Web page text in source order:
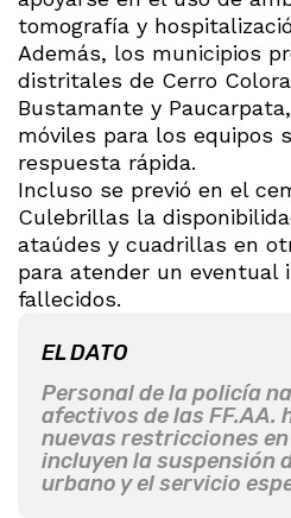
tomografía y
Además, los municipios
distritales de Cerro
Bustamante y
móviles para los equipos
respuesta rápida.
Incluso se previó en el
Culebrillas la
ataúdes y cuadrillas en
para atender un eventual
fallecidos.
EL DATO
Personal de la policía
afectivos de las FF.AA.
nuevas restricciones
incluyen la suspensión
urbano y el servicio